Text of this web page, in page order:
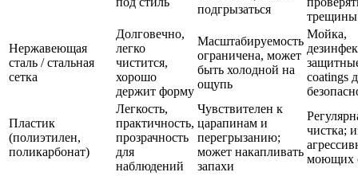
подгрызаться
трещины
Нержавеющая
сталь / стальная
сетка
Долговечно,
легко
чистится,
хорошо
держит форму
Масштабируемость
ограничена, может
быть холодной на
ощупь
Мойка,
coatings
Пластик
(полиэтилен,
поликарбонат)
Легкость,
практичность,
прозрачность
для
наблюдений
Чувствителен к
царапинам и
перегрызанию;
может накапливать
запахи
чистка;
моющих